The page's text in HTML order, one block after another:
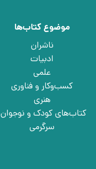
موضوع کتاب‌ها
ناشران
ادبیات
علمی
کسب‌وکار و فناوری
هنری
کتاب‌های کودک و نوجوان
سرگرمی